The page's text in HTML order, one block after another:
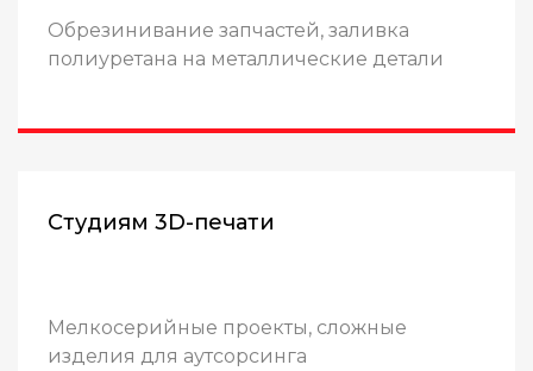
Обрезинивание запчастей, заливка
полиуретана на металлические детали
Студиям 3D-печати
Мелкосерийные проекты, сложные
изделия для аутсорсинга